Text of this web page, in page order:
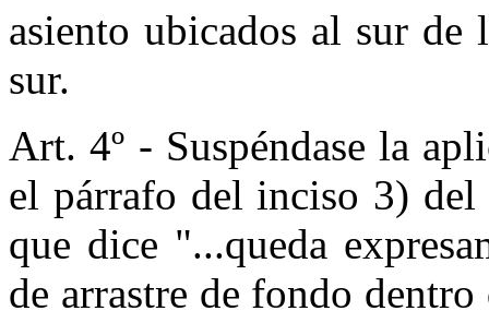
asiento ubicados al sur de
sur.
Art. 4º - Suspéndase la
el párrafo del inciso 3)
que dice "...queda
de arrastre de fondo